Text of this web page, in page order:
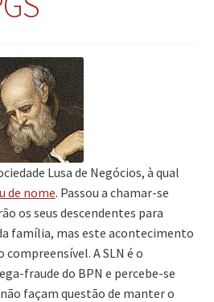
Lusa de Negócios, à qual
de nome. Passou a chamar-se
os seus descendentes para
família, mas este acontecimento
A SLN é o
fraude do BPN e percebe-se
façam questão de manter o